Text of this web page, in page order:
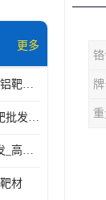
更多
钛铝靶_钛铝靶直销_钛铝靶供应商
镍铬合金靶_镍铬合金靶批发_镍铬合金靶供应商
高纯铬靶_高纯铬靶批发_高纯铬靶厂家
材